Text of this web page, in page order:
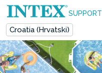
SUPPORT
Croatia (Hrvatski)